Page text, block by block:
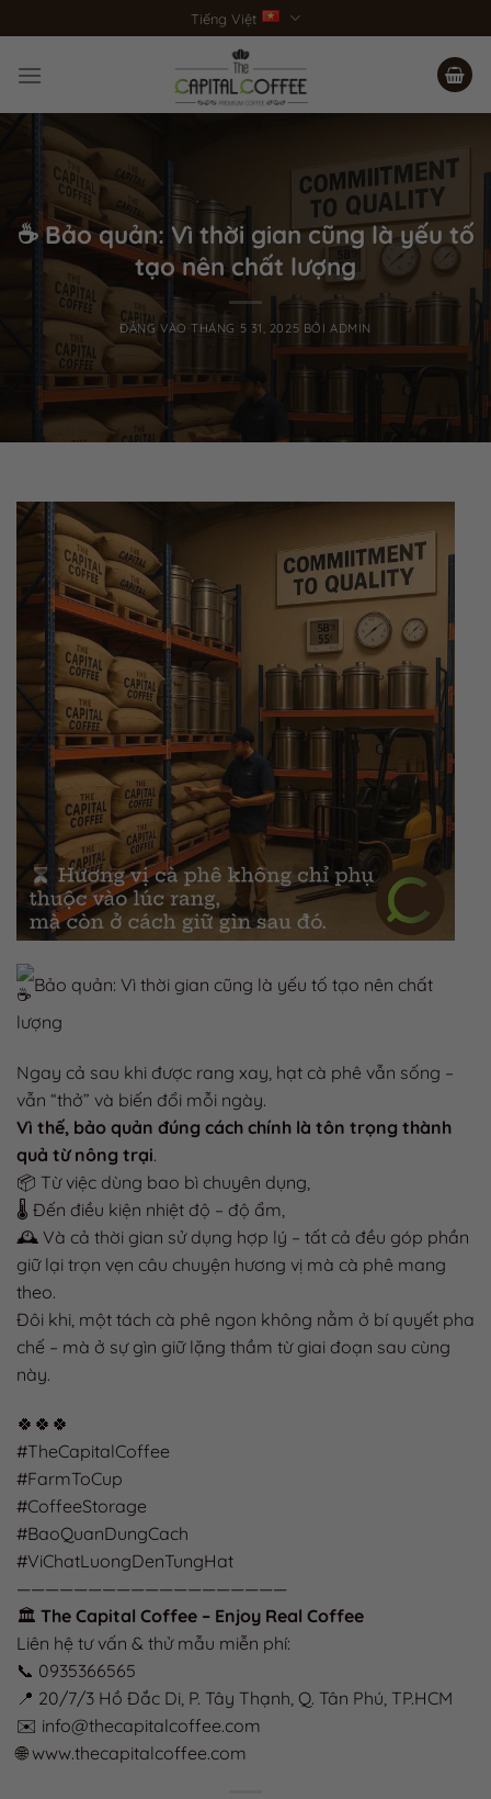
qua
nội
Tiếng Việt
☕ Bảo quản: Vì thời gian cũng là yếu tố
tạo nên chất lượng
ĐĂNG VÀOTHÁNG 5 31, 2025 BỞI ADMIN
Bảo quản: Vì thời gian cũng là yếu tố tạo nên chất
lượng
Ngay cả sau khi được rang xay, hạt cà phê vẫn sống –
vẫn “thở” và biến đổi mỗi ngày.
Vì thế, bảo quản đúng cách chính là tôn trọng thành
quả từ nông trại.
📦 Từ việc dùng bao bì chuyên dụng,
🌡 Đến điều kiện nhiệt độ – độ ẩm,
🕰 Và cả thời gian sử dụng hợp lý – tất cả đều góp phần
giữ lại trọn vẹn câu chuyện hương vị mà cà phê mang
theo.
Đôi khi, một tách cà phê ngon không nằm ở bí quyết pha
chế – mà ở sự gìn giữ lặng thầm từ giai đoạn sau cùng
này.
🍀🍀🍀
#TheCapitalCoffee
#FarmToCup
#CoffeeStorage
#BaoQuanDungCach
#ViChatLuongDenTungHat
———————————————————
🏛️ The Capital Coffee – Enjoy Real Coffee
Liên hệ tư vấn & thử mẫu miễn phí:
📞 0935366565
📍 20/7/3 Hồ Đắc Di, P. Tây Thạnh, Q. Tân Phú, TP.HCM
✉️ info@thecapitalcoffee.com
🌐 www.thecapitalcoffee.com